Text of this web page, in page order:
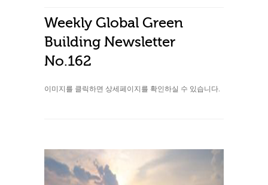
Weekly Global Green
Building Newsletter
No.162
이미지를 클릭하면 상세페이지를 확인하실 수 있습니다.